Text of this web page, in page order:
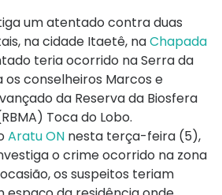
um atentado contra duas
na cidade Itaetê, naChapada
teria ocorrido na Serra da
conselheiros Marcos e
da Reserva da Biosfera
Toca do Lobo.
Aratu ON nesta terça-feira (5),
o crime ocorrido na zona
os suspeitos teriam